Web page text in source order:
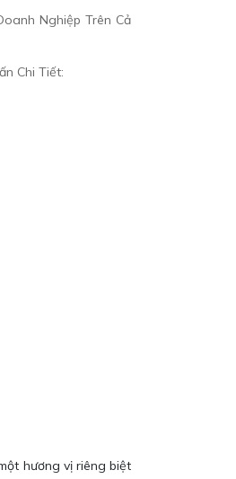
Nghiệp Trên Cả
Chi Tiết:
hương vị riêng biệt